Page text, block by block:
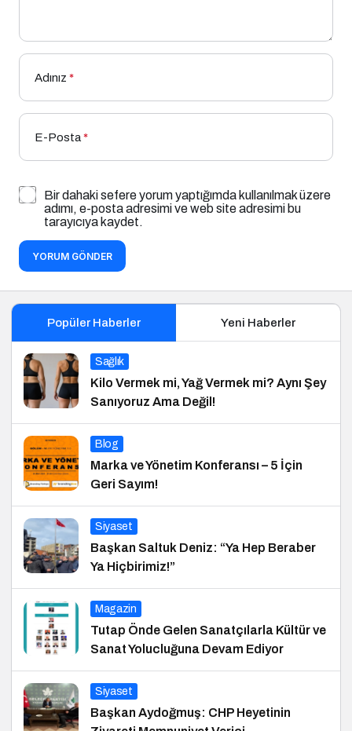
Adınız *
E-Posta*
Bir dahaki sefere yorum yaptığımda kullanılmak üzere
adımı, e-posta adresimi ve web site adresimi bu
tarayıcıya kaydet.
YORUM GÖNDER
Popüler Haberler Yeni Haberler
Sağlık
Kilo Vermek mi, Yağ Vermek mi? Aynı Şey
Sanıyoruz Ama Değil!
Blog
Marka ve Yönetim Konferansı – 5 İçin
Geri Sayım!
Siyaset
Başkan Saltuk Deniz: “Ya Hep Beraber
Ya Hiçbirimiz!”
Magazin
Tutap Önde Gelen Sanatçılarla Kültür ve
Sanat Yolucluğuna Devam Ediyor
Siyaset
Başkan Aydoğmuş: CHP Heyetinin